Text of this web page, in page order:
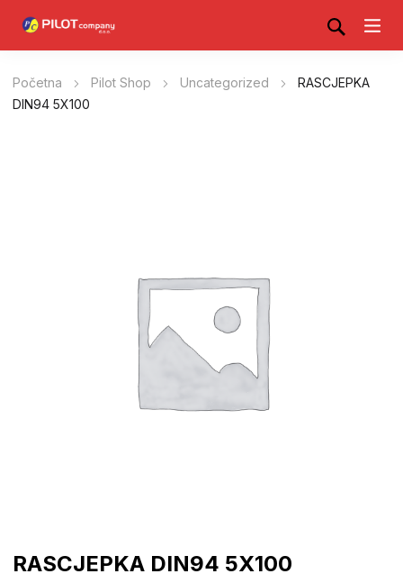
Početna Pilot Shop Uncategorized
RASCJEPKA
DIN94 5X100
RASCJEPKA DIN94 5X100